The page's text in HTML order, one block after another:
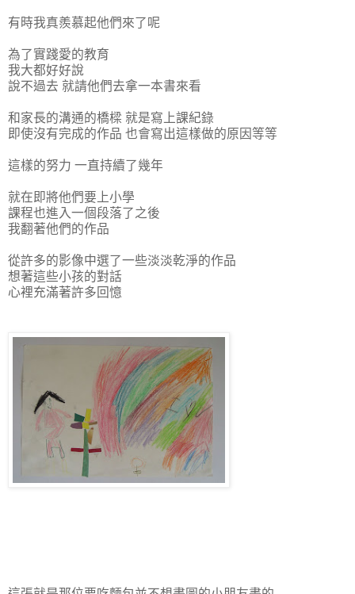
有時我真羨慕起他們來了呢
為了實踐愛的教育
我大都好好說
說不過去 就請他們去拿一本書來看
和家長的溝通的橋樑 就是寫上課紀錄
即使沒有完成的作品 也會寫出這樣做的原因等等
這樣的努力 一直持續了幾年
就在即將他們要上小學
課程也進入一個段落了之後
我翻著他們的作品
從許多的影像中選了一些淡淡乾淨的作品
想著這些小孩的對話
心裡充滿著許多回憶